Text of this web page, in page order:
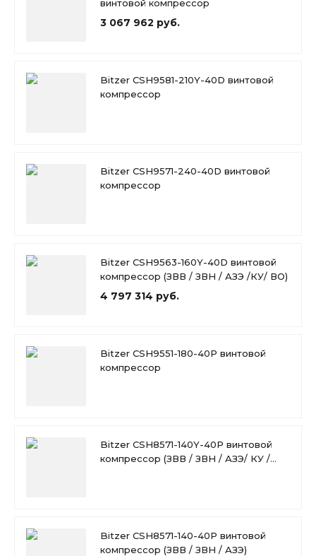
винтовой компрессор
3 067 962 руб.
Bitzer CSH9581-210Y-40D винтовой
компрессор
Bitzer CSH9571-240-40D винтовой
компрессор
Bitzer CSH9563-160Y-40D винтовой
компрессор (ЗВВ / ЗВН / АЗЭ /КУ/ ВО)
4 797 314 руб.
Bitzer CSH9551-180-40P винтовой
компрессор
Bitzer CSH8571-140Y-40P винтовой
компрессор (ЗВВ / ЗВН / АЗЭ/ КУ /
Bitzer CSH8571-140-40P винтовой
компрессор (ЗВВ / ЗВН / АЗЭ)